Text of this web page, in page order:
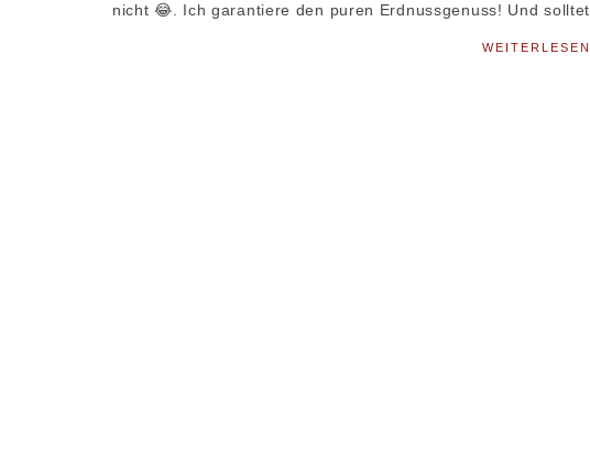
nicht 😂. Ich garantiere den puren Erdnussgenuss! Und solltet
WEITERLESEN